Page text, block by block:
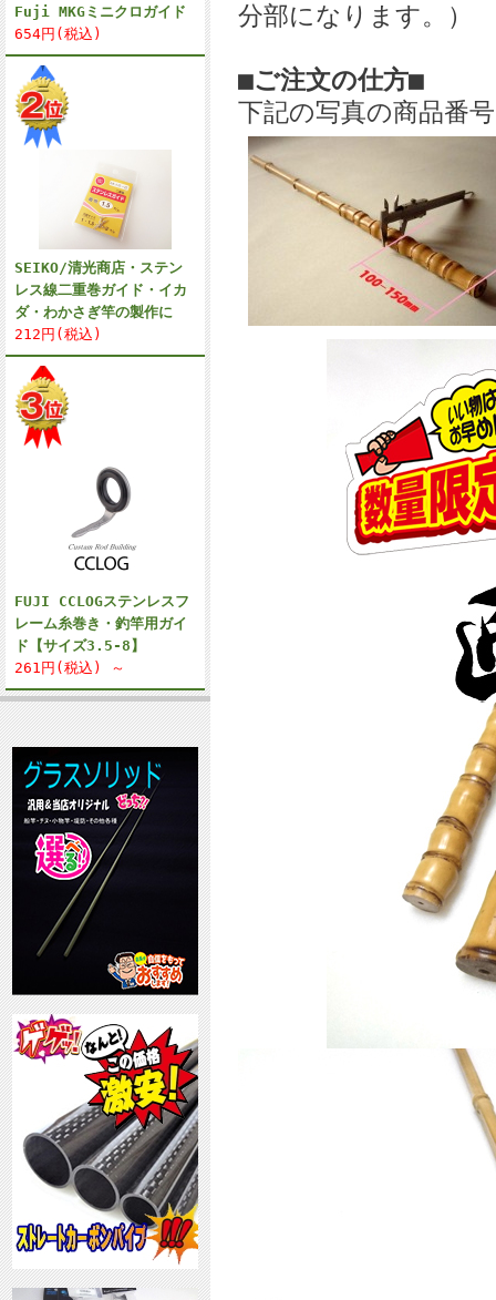
Fuji MKGミニクロガイド
654円(税込)
SEIKO/清光商店・ステン
レス線二重巻ガイド・イカ
ダ・わかさぎ竿の製作に
212円(税込)
FUJI CCLOGステンレスフ
レーム糸巻き・釣竿用ガイ
ド【サイズ3.5-8】
261円(税込) ～
分部になります。）
■ご注文の仕方■
下記の写真の商品番